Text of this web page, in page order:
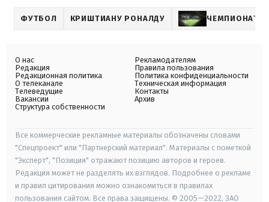
ФУТБОЛ КРИШТИАНУ РОНАЛДУ ЧЕМПИОНАТ
О нас
Редакция
Редакционная политика
О телеканале
Телеведущие
Вакансии
Структура собственности
Рекламодателям
Правила пользования
Политика конфиденциальности
Техническая информация
Контакты
Архив
Все коммерческие рекламные материалы обозначены словами
"Спецпроект" или "Партнерский материал". Материалы с пометкой
"Эксперт", "Позиция" отражают позицию авторов и героев.
Редакция может не разделять их взглядов. Подробнее о рекламе
и правил цитирования можно ознакомиться в правилах
пользования сайтом. Все права защищены. © 2005—2022, ЗАО